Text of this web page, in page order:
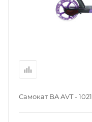
Самокат BA AVT - 1021